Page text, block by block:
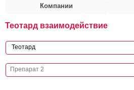
Компании
Теотард взаимодействие